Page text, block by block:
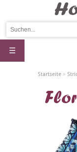
☰
Startseite»